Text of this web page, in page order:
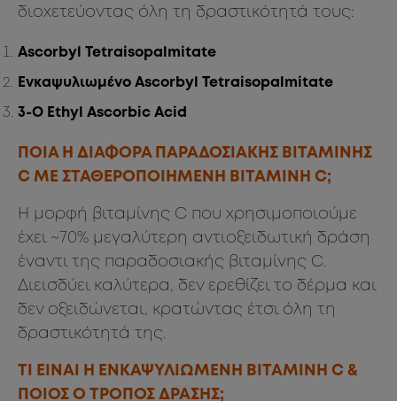
διοχετεύοντας όλη τη δραστικότητά τους:
Ascorbyl Tetraisopalmitate
Eνκαψυλιωμένο Ascorbyl Tetraisopalmitate
3-O Ethyl Ascorbic Acid
ΠΟΙΑ Η ΔΙΑΦΟΡΑ ΠΑΡΑΔΟΣΙΑΚΗΣ BITAΜΙΝΗΣ
C ΜΕ ΣΤΑΘΕΡΟΠΟΙΗΜΕΝΗ ΒΙΤΑΜΙΝΗ C;
H μορφή βιταμίνης C που χρησιμοποιούμε
έχει ~70% μεγαλύτερη αντιοξειδωτική δράση
έναντι της παραδοσιακής βιταμίνης C.
Διεισδύει καλύτερα, δεν ερεθίζει το δέρμα και
δεν οξειδώνεται, κρατώντας έτσι όλη τη
δραστικότητά της.
ΤΙ ΕΙΝΑΙ Η ΕΝΚΑΨΥΛΙΩΜΕΝΗ ΒΙΤΑΜΙΝΗ C &
ΠΟΙΟΣ Ο ΤΡΟΠΟΣ ΔΡΑΣΗΣ;